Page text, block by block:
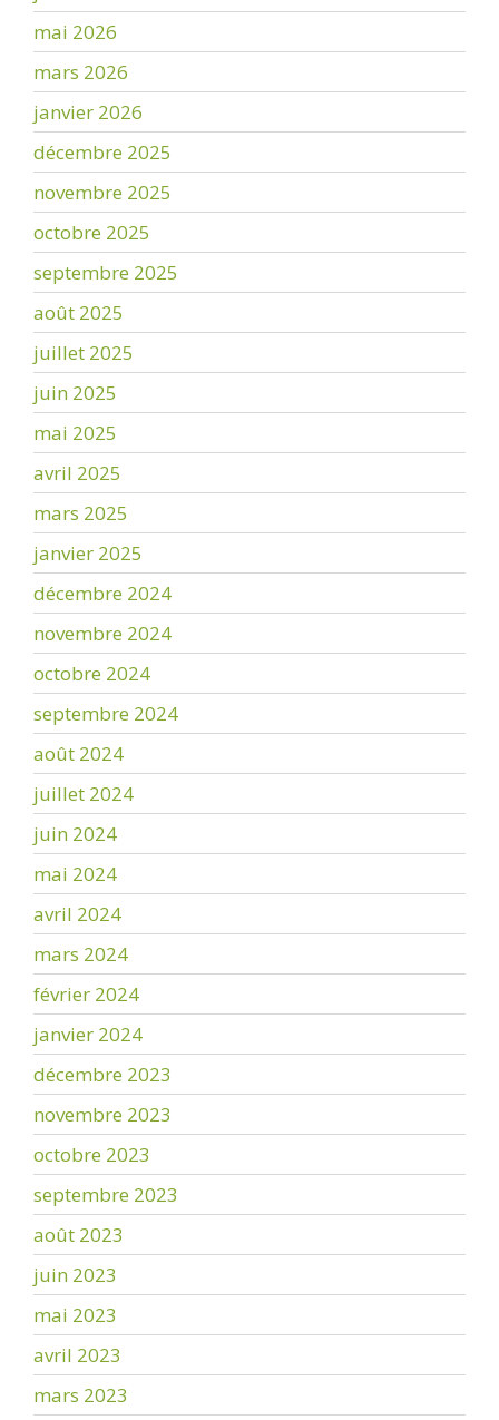
mai 2026
mars 2026
janvier 2026
décembre 2025
novembre 2025
octobre 2025
septembre 2025
août 2025
juillet 2025
juin 2025
mai 2025
avril 2025
mars 2025
janvier 2025
décembre 2024
novembre 2024
octobre 2024
septembre 2024
août 2024
juillet 2024
juin 2024
mai 2024
avril 2024
mars 2024
février 2024
janvier 2024
décembre 2023
novembre 2023
octobre 2023
septembre 2023
août 2023
juin 2023
mai 2023
avril 2023
mars 2023